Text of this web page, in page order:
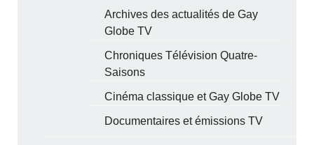
Archives des actualités de Gay
Globe TV
Chroniques Télévision Quatre-
Saisons
Cinéma classique et Gay Globe TV
Documentaires et émissions TV